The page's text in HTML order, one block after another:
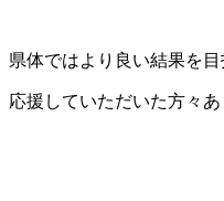
県体ではより良い結果を
応援していただいた方々あ